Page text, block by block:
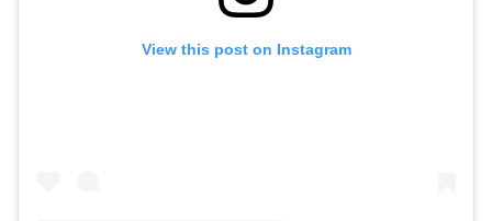
View this post on Instagram